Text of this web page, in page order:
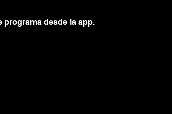
programa desde la app.